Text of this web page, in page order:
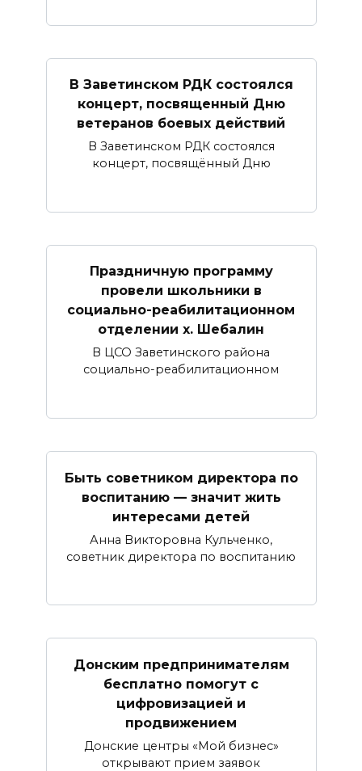
В Заветинском РДК состоялся
концерт, посвященный Дню
ветеранов боевых действий
В Заветинском РДК состоялся
концерт, посвящённый Дню
Праздничную программу
провели школьники в
социально-реабилитационном
отделении х. Шебалин
В ЦСО Заветинского района
социально-реабилитационном
Быть советником директора по
воспитанию — значит жить
интересами детей
Анна Викторовна Кульченко,
советник директора по воспитанию
Донским предпринимателям
бесплатно помогут с
цифровизацией и
продвижением
Донские центры «Мой бизнес»
открывают прием заявок